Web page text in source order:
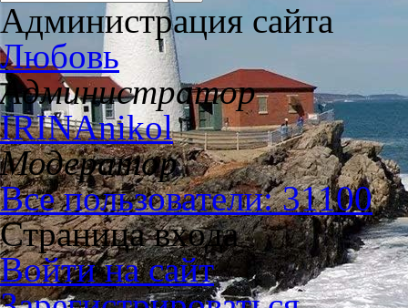
Администрация сайта
Любовь
Администратор
IRINAnikol
Модератор
Все пользователи: 31100
Страница входа
Войти на сайт